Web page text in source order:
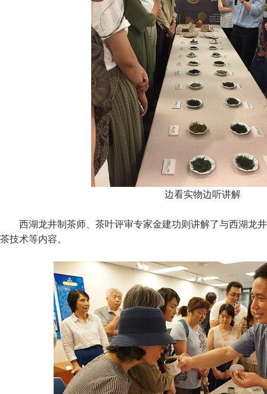
边看实物边听讲解
西湖龙井制茶师、茶叶评审专家金建功则讲解了与西湖龙
茶技术等内容。